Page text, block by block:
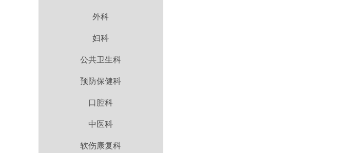
外科
妇科
公共卫生科
预防保健科
口腔科
中医科
软伤康复科